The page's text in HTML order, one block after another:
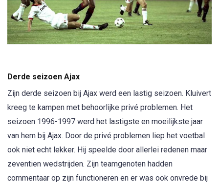
Derde seizoen Ajax
Zijn derde seizoen bij Ajax werd een lastig seizoen. Kluivert
kreeg te kampen met behoorlijke privé problemen. Het
seizoen 1996-1997 werd het lastigste en moeilijkste jaar
van hem bij Ajax. Door de privé problemen liep het voetbal
ook niet echt lekker. Hij speelde door allerlei redenen maar
zeventien wedstrijden. Zijn teamgenoten hadden
commentaar op zijn functioneren en er was ook onvrede bij